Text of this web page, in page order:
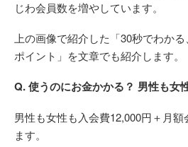
じわ会員数を増やしています。
上の画像で紹介した「30秒でわか
ポイント」を文章でも紹介します。
Q. 使うのにお金かかる？ 男性も女
男性も女性も入会費12,000円＋月
ます。